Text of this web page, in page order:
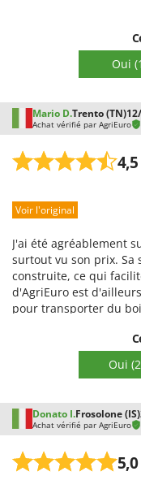
Oui
Mario D.Trento (TN)
Achat vérifié par AgriEuro
4,5
Prestations
Qualité / Prix
Facilité de montage
Emballage
Voir l'original
J'ai été agréablement
surtout vu son prix.
construite, ce qui
d'AgriEuro est
pour transporter du
dire que ma capacité
limite, pas la
a parfaitement
support pour soulever
sans trop d'effort
commandes sont très
pratique. Autre atout
Je cherchais depuis
Oui
Donato I.Frosolone (IS)
Achat vérifié par AgriEuro
5,0